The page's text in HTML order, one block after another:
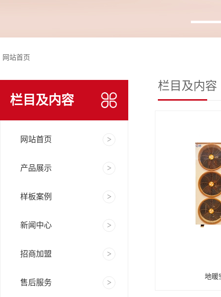
网站首页
栏目及内容
网站首页
产品展示
样板案例
新闻中心
招商加盟
售后服务
栏目及内容
地暖